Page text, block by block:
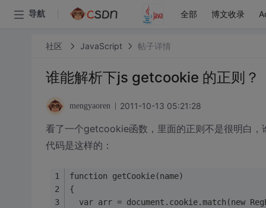
导航 全部 博文收录
社区 JavaScript 帖子详情
谁能解析下js getcookie 的正则？
mengyaoren 2011-10-13 05:21:28
看了一个getcookie函数，里面的正则不是很明白，
代码是这样的：
function getCookie(name)
{
var arr = document.cookie.match(new